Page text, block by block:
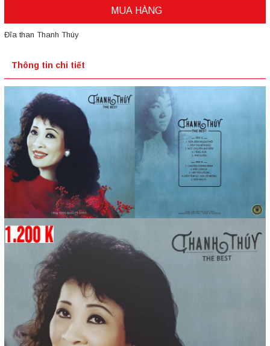
MUA HÀNG
Đĩa than Thanh Thúy
Thông tin chi tiết